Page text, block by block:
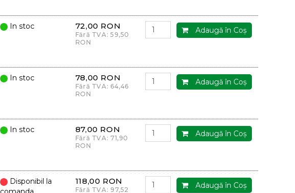
In stoc 72,00 RON
Fără TVA: 59,50
RON
Adaugă în Coş
In stoc 78,00 RON
Fără TVA: 64,46
RON
Adaugă în Coş
In stoc 87,00 RON
Fără TVA: 71,90
RON
Adaugă în Coş
Disponibil la
118,00 RON
Fără TVA: 97,52
Adaugă în Coş